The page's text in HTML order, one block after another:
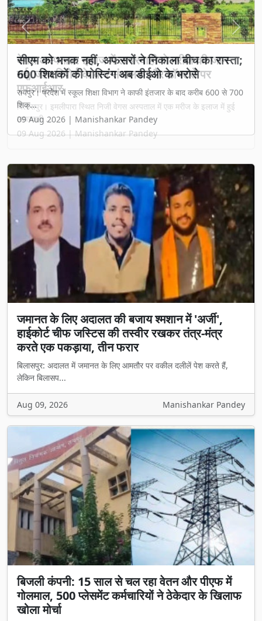
वेगस अस्पताल: इलाज में लापरवाही से मरीज की जान
गई, जांच रिपोर्ट के बाद संचालक और डॉक्टरों पर
एफआईआर
बिलासपुर। इमलीपारा स्थित निजी वेगस अस्पताल में एक मरीज के इलाज में हुई
लापरवाही ...
09 Aug 2026 | Manishankar Pandey
Previous Next
जमानत के लिए अदालत की बजाय श्मशान में 'अर्जी',
हाईकोर्ट चीफ जस्टिस की तस्वीर रखकर तंत्र-मंत्र
करते एक पकड़ाया, तीन फरार
बिलासपुर: अदालत में जमानत के लिए आमतौर पर वकील दलीलें पेश करते हैं,
लेकिन बिलासप...
Aug 09, 2026 Manishankar Pandey
बिजली कंपनी: 15 साल से चल रहा वेतन और पीएफ में
गोलमाल, 500 प्लेसमेंट कर्मचारियों ने ठेकेदार के खिलाफ
खोला मोर्चा